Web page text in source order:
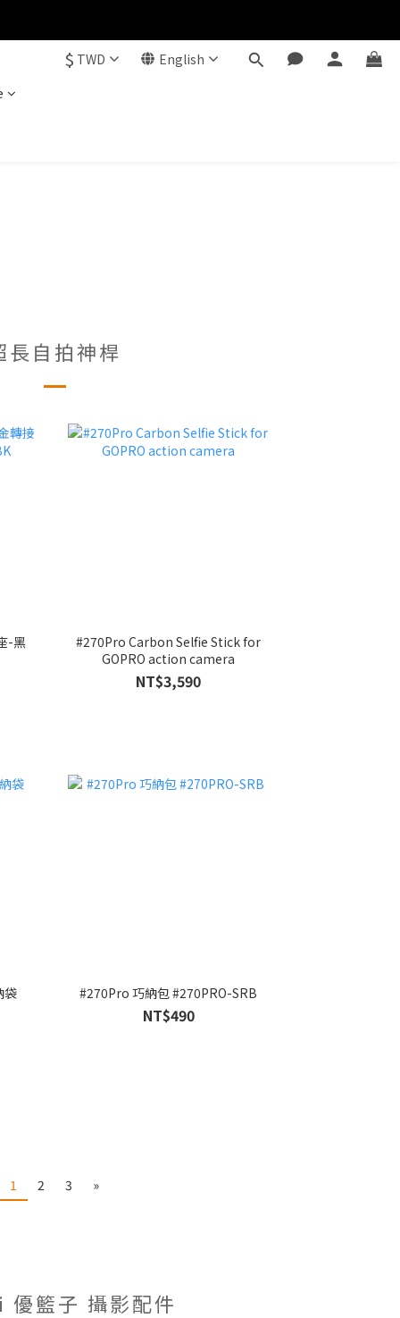
$ TWD English
長自拍神桿
-黑
#270Pro Carbon Selfie Stick for
GOPRO action camera
NT$3,590
袋
#270Pro 巧納包 #270PRO-SRB
NT$490
1 2 3 »
籃子 攝影配件